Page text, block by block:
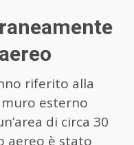
riferito alla
muro esterno
di circa 30
aereo è stato